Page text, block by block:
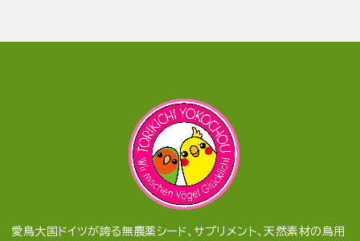
愛鳥大国ドイツが誇る無農薬シード、サプリメント、天然素材の鳥用